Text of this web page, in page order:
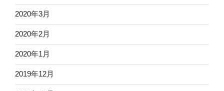
2020年3月
2020年2月
2020年1月
2019年12月